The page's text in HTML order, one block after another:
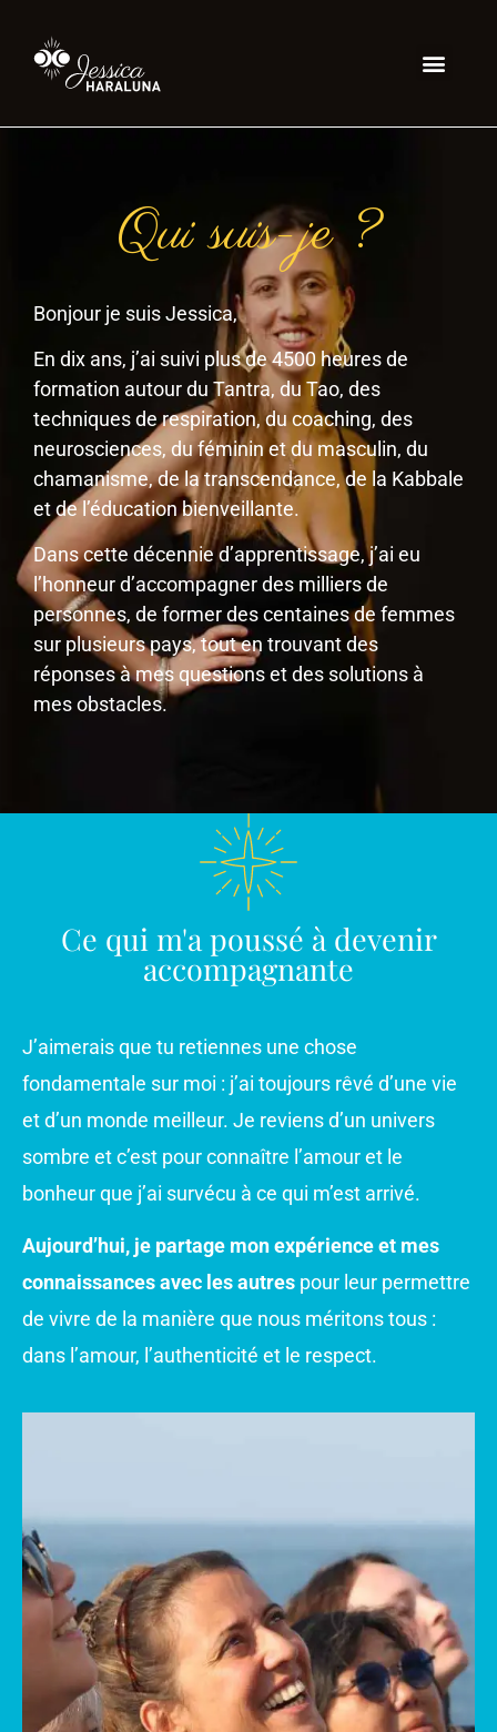
Qui suis-je ?
Bonjour je suis Jessica,
En dix ans, j’ai suivi plus de 4500 heures de
formation autour du Tantra, du Tao, des
techniques de respiration, du coaching, des
neurosciences, du féminin et du masculin, du
chamanisme, de la transcendance, de la Kabbale
et de l’éducation bienveillante.
Dans cette décennie d’apprentissage, j’ai eu
l’honneur d’accompagner des milliers de
personnes, de former des centaines de femmes
sur plusieurs pays, tout en trouvant des
réponses à mes questions et des solutions à
mes obstacles.
Ce qui m'a poussé à devenir
accompagnante
J’aimerais que tu retiennes une chose
fondamentale sur moi : j’ai toujours rêvé d’une vie
et d’un monde meilleur. Je reviens d’un univers
sombre et c’est pour connaître l’amour et le
bonheur que j’ai survécu à ce qui m’est arrivé.
Aujourd’hui, je partage mon expérience et mes
connaissances avec les autres pour leur permettre
de vivre de la manière que nous méritons tous :
dans l’amour, l’authenticité et le respect.